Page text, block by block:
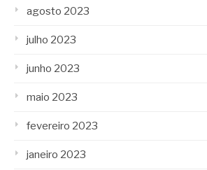
agosto 2023
julho 2023
junho 2023
maio 2023
fevereiro 2023
janeiro 2023